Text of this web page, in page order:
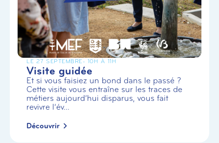
LE 27 SEPTEMBRE- 10H À 11H
Visite guidée
Et si vous faisiez un bond dans le passé ?
Cette visite vous entraîne sur les traces de
métiers aujourd’hui disparus, vous fait
revivre l’év...
Découvrir